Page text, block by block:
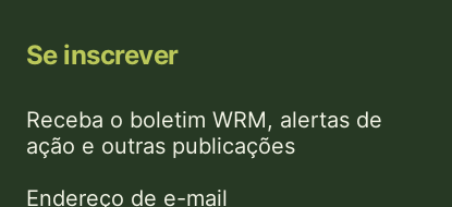
Se inscrever
Receba o boletim WRM, alertas de
ação e outras publicações
Endereço de e-mail